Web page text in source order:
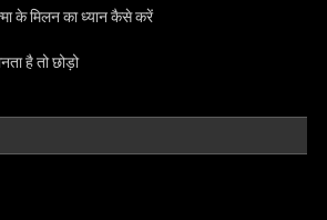
के मिलन का ध्यान कैसे करें
है तो छोड़ो